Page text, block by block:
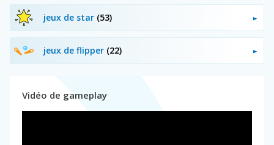
jeux de star (53)
jeux de flipper (22)
Vidéo de gameplay